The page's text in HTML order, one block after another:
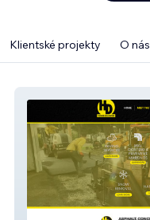
Klientské projekty O nás